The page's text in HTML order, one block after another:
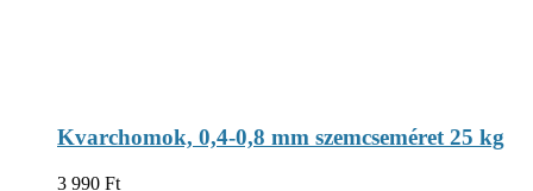
Kvarchomok, 0,4-0,8 mm szemcseméret 25 kg
3 990 Ft